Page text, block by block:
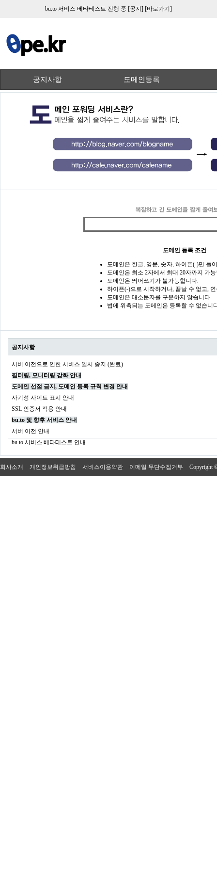
bu.to 서비스 베타테스트 진행 중 [공지] [바로가기]
공지사항 도메인등록
도메인 등록 조건
도메인은 한글, 영문, 숫자, 하이픈(-)만 들
도메인은 최소 2자에서 최대 20자까지 가
도메인은 띄어쓰기가 불가능합니다.
하이픈(-)으로 시작하거나, 끝날 수 없고,
도메인은 대소문자를 구분하지 않습니다.
법에 위촉되는 도메인은 등록할 수 없습니
공지사항
서버 이전으로 인한 서비스 일시 중지 (완료)
필터링, 모니터링 강화 안내
도메인 선점 금지, 도메인 등록 규칙 변경 안내
사기성 사이트 표시 안내
SSL 인증서 적용 안내
bu.to 및 향후 서비스 안내
서버 이전 안내
bu.to 서비스 베타테스트 안내
회사소개 개인정보취급방침 서비스이용약관 이메일 무단수집거부 Copyright